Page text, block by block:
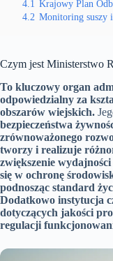
4.1 Krajowy Plan
4.2 Monitoring suszy
Czym jest Ministerstwo
To kluczowy organ
odpowiedzialny za
obszarów wiejskich.
bezpieczeństwa
zrównoważonego
tworzy i realizuje
zwiększenie
się w ochronę
podnosząc standard
Dodatkowo instytucja
dotyczących jakości
regulacji